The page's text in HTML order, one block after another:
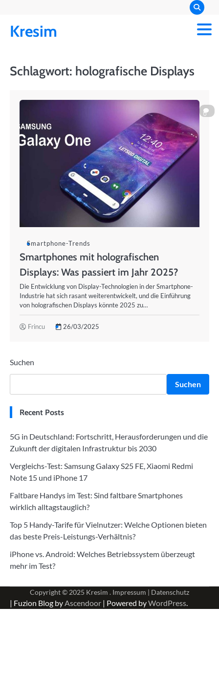
content
Kresim
Schlagwort: holografische Displays
0
Smartphone-Trends
Smartphones mit holografischen
Displays: Was passiert im Jahr 2025?
Die Entwicklung von Display-Technologien in der Smartphone-
Industrie hat sich rasant weiterentwickelt, und die Einführung
von holografischen Displays könnte 2025 zu…
Frincu 26/03/2025
Suchen
Suchen
Recent Posts
5G in Deutschland: Fortschritt, Herausforderungen und die
Zukunft der digitalen Infrastruktur bis 2030
Vergleichs-Test: Samsung Galaxy S25 FE, Xiaomi Redmi
Note 15 und iPhone 17
Faltbare Handys im Test: Sind faltbare Smartphones
wirklich alltagstauglich?
Top 5 Handy-Tarife für Vielnutzer: Welche Optionen bieten
das beste Preis-Leistungs-Verhältnis?
iPhone vs. Android: Welches Betriebssystem überzeugt
mehr im Test?
Copyright © 2025 Kresim . Impressum | Datenschutz
| Fuzion Blog byAscendoor | Powered byWordPress.